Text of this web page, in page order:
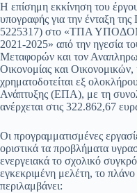
​Η επίσημη εκκίνηση του
υπογραφής για την ένταξη
5225317) στο «ΤΠΑ
2021-2025» από την ηγεσία
Μεταφορών και τον
Οικονομίας και
χρηματοδοτείται εξ
Ανάπτυξης (ΕΠΑ), με τη
ανέρχεται στις 322.862,67
​Οι προγραμματισμένες
οριστικά τα προβλήματα
ενεργειακά το σχολικό
εγκεκριμένη μελέτη, το
περιλαμβάνει: